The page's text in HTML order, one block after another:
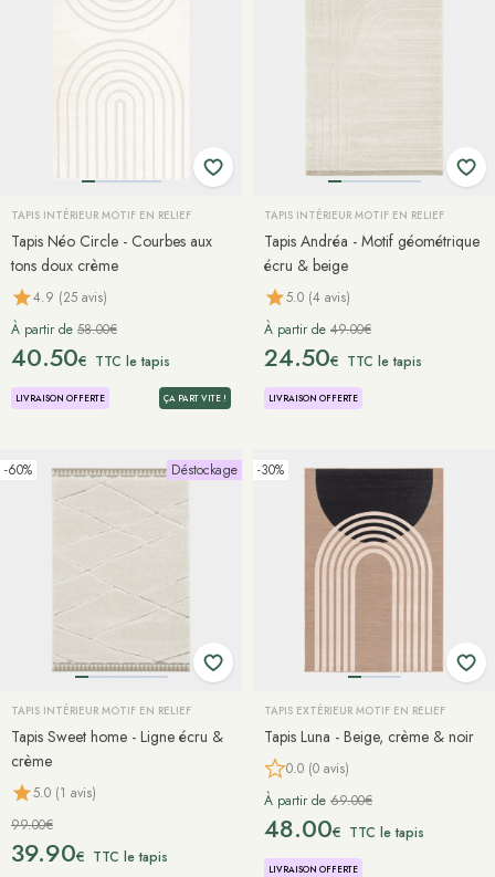
TAPIS INTÉRIEUR MOTIF EN RELIEF
Tapis Néo Circle - Courbes aux
tons doux crème
4.9 (25 avis)
À partir de 58.00€
40.50€ TTC le tapis
LIVRAISON OFFERTE ÇA PART VITE !
TAPIS INTÉRIEUR MOTIF EN RELIEF
Tapis Andréa - Motif géométrique
écru & beige
5.0 (4 avis)
À partir de 49.00€
24.50€ TTC le tapis
LIVRAISON OFFERTE
-60% Déstockage
TAPIS INTÉRIEUR MOTIF EN RELIEF
Tapis Sweet home - Ligne écru &
crème
5.0 (1 avis)
99.00€
39.90€ TTC le tapis
-30%
TAPIS EXTÉRIEUR MOTIF EN RELIEF
Tapis Luna - Beige, crème & noir
0.0 (0 avis)
À partir de 69.00€
48.00€ TTC le tapis
LIVRAISON OFFERTE